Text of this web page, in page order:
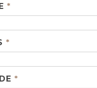
*
*
*